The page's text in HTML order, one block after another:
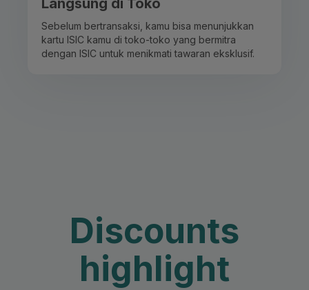
Langsung di Toko
Sebelum bertransaksi, kamu bisa menunjukkan
kartu ISIC kamu di toko-toko yang bermitra
dengan ISIC untuk menikmati tawaran eksklusif.
Discounts
highlight